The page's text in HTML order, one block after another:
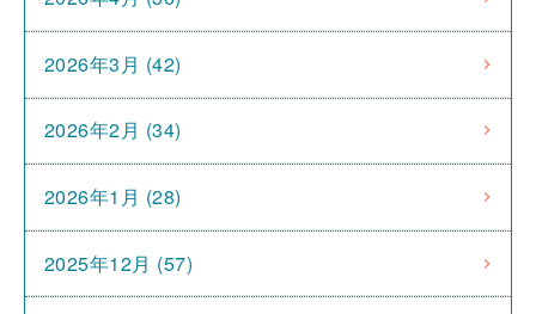
2026年3月 (42)
2026年2月 (34)
2026年1月 (28)
2025年12月 (57)